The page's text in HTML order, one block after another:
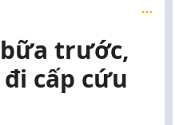
trước,
cấp cứu